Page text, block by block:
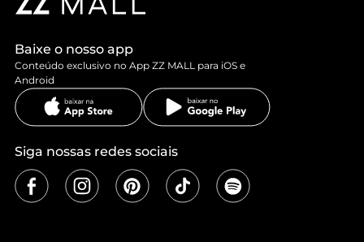
Baixe o nosso app
Conteúdo exclusivo no App ZZ MALL para iOS e
Android
Siga nossas redes sociais